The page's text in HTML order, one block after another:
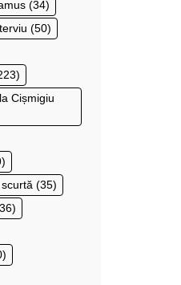
(34)
(50)
Cișmigiu
(35)